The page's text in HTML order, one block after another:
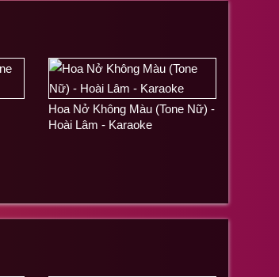
Hoa Nở Không Màu (Tone Nữ) -
Hoài Lâm - Karaoke